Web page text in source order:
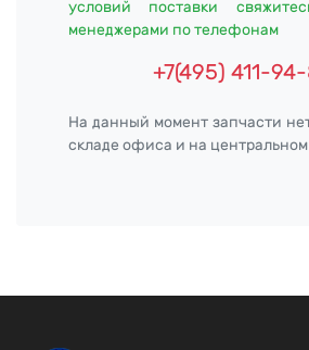
условий поставки
менеджерами по телефонам
+7(495) 411-
На данный момент запчасти
складе офиса и на центральном